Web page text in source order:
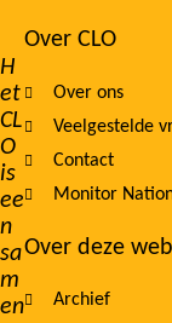
H
et
CL
O
is
ee
n
sa
m
en
Footer
navigation
Over CLO
Over ons
Veelgestelde
Contact
Monitor
Over deze
Archief